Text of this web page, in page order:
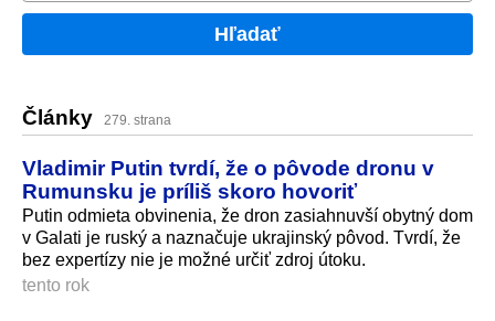
Hľadať
Články 279. strana
Vladimir Putin tvrdí, že o pôvode dronu v
Rumunsku je príliš skoro hovoriť
Putin odmieta obvinenia, že dron zasiahnuvší obytný dom
v Galati je ruský a naznačuje ukrajinský pôvod. Tvrdí, že
bez expertízy nie je možné určiť zdroj útoku.
tento rok